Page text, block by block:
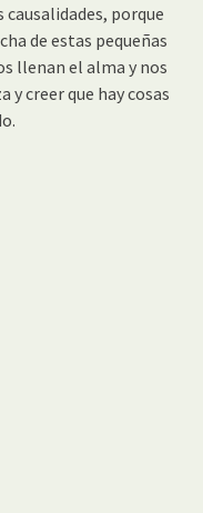
porque
de estas pequeñas
llenan el alma y nos
y creer que hay cosas